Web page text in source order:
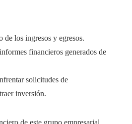
de los ingresos y egresos.
financieros generados de
solicitudes de
inversión.
de este grupo empresarial